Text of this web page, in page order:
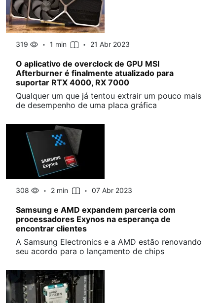
319 1 min 21 Abr 2023
O aplicativo de overclock de GPU MSI
Afterburner é finalmente atualizado para
suportar RTX 4000, RX 7000
Qualquer um que já tentou extrair um pouco mais
de desempenho de uma placa gráfica
308 2 min 07 Abr 2023
Samsung e AMD expandem parceria com
processadores Exynos na esperança de
encontrar clientes
A Samsung Electronics e a AMD estão renovando
seu acordo para o lançamento de chips